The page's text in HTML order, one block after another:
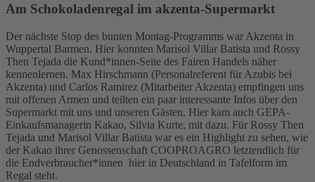
Am Schokoladenregal im akzenta-Supermarkt
Der nächste Stop des bunten Montag-Programms war Akzenta in
Wuppertal Barmen. Hier konnten Marisol Villar Batista und Rossy
Then Tejada die Kund*innen-Seite des Fairen Handels näher
kennenlernen. Max Hirschmann (Personalreferent für Azubis bei
Akzenta) und Carlos Ramirez (Mitarbeiter Akzenta) empfingen uns
mit offenen Armen und teilten ein paar interessante Infos über den
Supermarkt mit uns und unseren Gästen. Hier kam auch GEPA-
Einkaufsmanagerin Kakao, Silvia Kurte, mit dazu. Für Rossy Then
Tejada und Marisol Villar Batista war es ein Highlight zu sehen, wie
der Kakao ihrer Genossenschaft COOPROAGRO letztendlich für
die Endverbraucher*innen hier in Deutschland in Tafelform im
Regal steht.